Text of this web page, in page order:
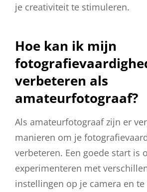
je creativiteit te stimuleren.
Hoe kan ik mijn
verbeteren als
amateurfotograaf?
Als amateurfotograaf zijn er
manieren om je
verbeteren. Een goede start is
experimenteren met
instellingen op je camera en